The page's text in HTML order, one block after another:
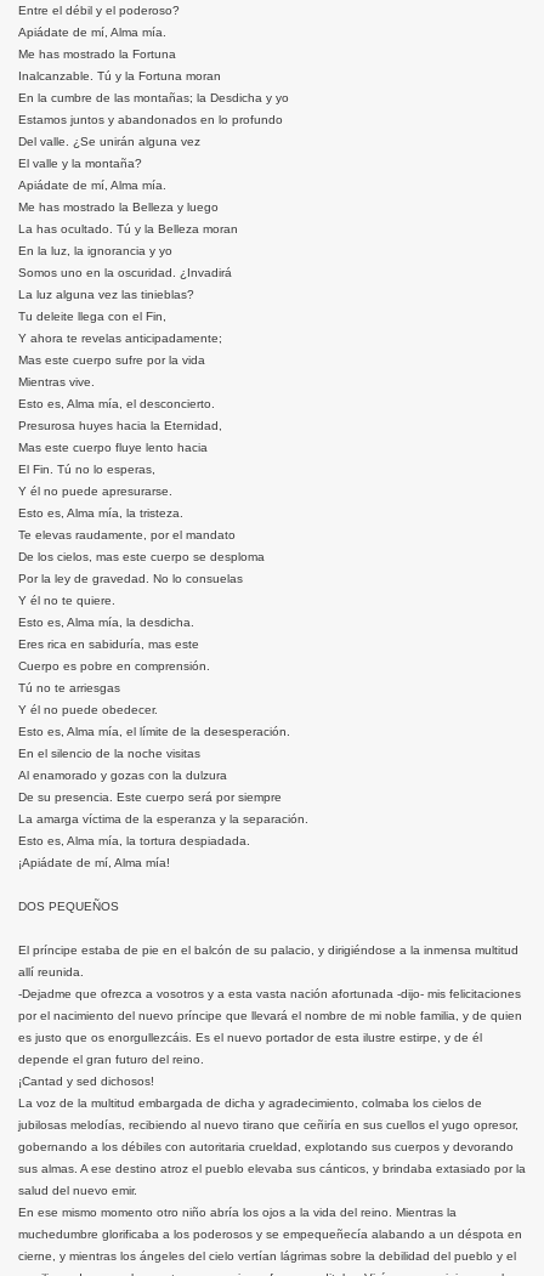
Entre el débil y el poderoso?
Apiádate de mí, Alma mía.
Me has mostrado la Fortuna
Inalcanzable. Tú y la Fortuna moran
En la cumbre de las montañas; la Desdicha y yo
Estamos juntos y abandonados en lo profundo
Del valle. ¿Se unirán alguna vez
El valle y la montaña?
Apiádate de mí, Alma mía.
Me has mostrado la Belleza y luego
La has ocultado. Tú y la Belleza moran
En la luz, la ignorancia y yo
Somos uno en la oscuridad. ¿Invadirá
La luz alguna vez las tinieblas?
Tu deleite llega con el Fin,
Y ahora te revelas anticipadamente;
Mas este cuerpo sufre por la vida
Mientras vive.
Esto es, Alma mía, el desconcierto.
Presurosa huyes hacia la Eternidad,
Mas este cuerpo fluye lento hacia
El Fin. Tú no lo esperas,
Y él no puede apresurarse.
Esto es, Alma mía, la tristeza.
Te elevas raudamente, por el mandato
De los cielos, mas este cuerpo se desploma
Por la ley de gravedad. No lo consuelas
Y él no te quiere.
Esto es, Alma mía, la desdicha.
Eres rica en sabiduría, mas este
Cuerpo es pobre en comprensión.
Tú no te arriesgas
Y él no puede obedecer.
Esto es, Alma mía, el límite de la desesperación.
En el silencio de la noche visitas
Al enamorado y gozas con la dulzura
De su presencia. Este cuerpo será por siempre
La amarga víctima de la esperanza y la separación.
Esto es, Alma mía, la tortura despiadada.
¡Apiádate de mí, Alma mía!
DOS PEQUEÑOS
El príncipe estaba de pie en el balcón de su palacio, y dirigiéndose a la inmensa multitud
allí reunida.
-Dejadme que ofrezca a vosotros y a esta vasta nación afortunada -dijo- mis felicitaciones
por el nacimiento del nuevo príncipe que llevará el nombre de mi noble familia, y de quien
es justo que os enorgullezcáis. Es el nuevo portador de esta ilustre estirpe, y de él
depende el gran futuro del reino.
¡Cantad y sed dichosos!
La voz de la multitud embargada de dicha y agradecimiento, colmaba los cielos de
jubilosas melodías, recibiendo al nuevo tirano que ceñiría en sus cuellos el yugo opresor,
gobernando a los débiles con autoritaria crueldad, explotando sus cuerpos y devorando
sus almas. A ese destino atroz el pueblo elevaba sus cánticos, y brindaba extasiado por la
salud del nuevo emir.
En ese mismo momento otro niño abría los ojos a la vida del reino. Mientras la
muchedumbre glorificaba a los poderosos y se empequeñecía alabando a un déspota en
cierne, y mientras los ángeles del cielo vertían lágrimas sobre la debilidad del pueblo y el